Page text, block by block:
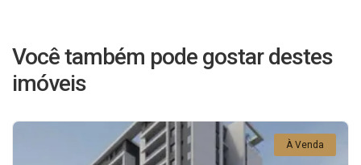
Você também pode gostar destes
imóveis
À Venda